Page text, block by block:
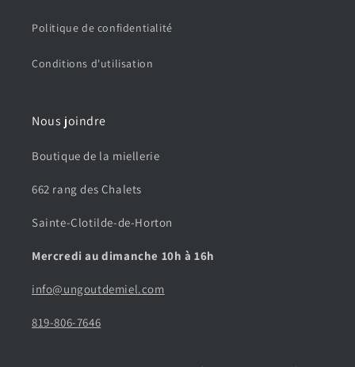
Politique de confidentialité
Conditions d'utilisation
Nous joindre
Boutique de la miellerie
662 rang des Chalets
Sainte-Clotilde-de-Horton
Mercredi au dimanche 10h à 16h
info@ungoutdemiel.com
819-806-7646